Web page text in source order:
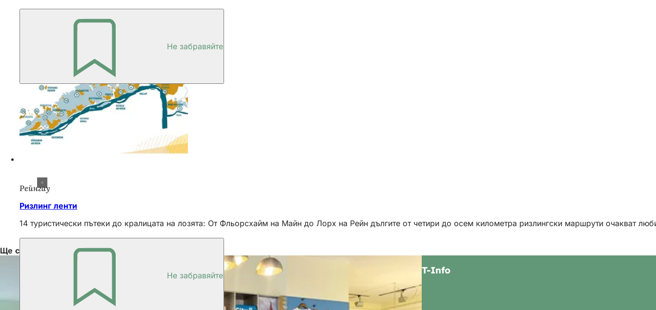
Не забравяйте
Рейнгау
Ризлинг ленти
14 туристически пътеки до кралицата на лозята: От Фльорсхайм на Майн до Лорх на Рейн дългите от четири до осем километра ризлингски маршрути очакват
Не забравяйте
Ще се радваме да ви посъветваме
T-Info